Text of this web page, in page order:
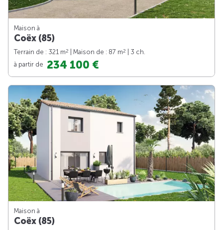
Maison à
Coëx (85)
Terrain de : 321 m2 | Maison de : 87 m2
| 3 ch.
à partir de 234 100 €
Maison à
Coëx (85)